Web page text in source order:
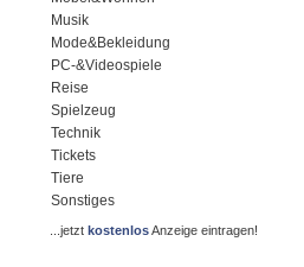
Musik
Mode&Bekleidung
PC-&Videospiele
Reise
Spielzeug
Technik
Tickets
Tiere
Sonstiges
...jetztkostenlosAnzeige eintragen!